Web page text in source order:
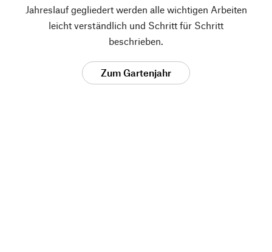
Jahreslauf gegliedert werden alle wichtigen Arbeiten
leicht verständlich und Schritt für Schritt
beschrieben.
Zum Gartenjahr